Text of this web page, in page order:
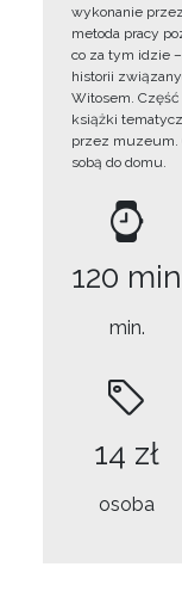
wykonanie
metoda pracy
co za tym idzie
historii
Witosem. Część
książki
przez muzeum.
sobą do domu.
120 min
min.
14 zł
osoba